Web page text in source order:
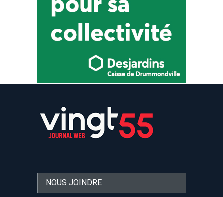
NOUS JOINDRE